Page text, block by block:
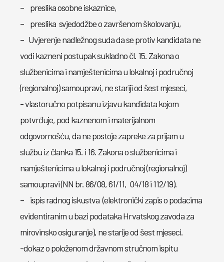
– preslika osobne iskaznice,
– preslika svjedodžbe o završenom školovanju,
– Uvjerenje nadležnog suda da se protiv kandidata ne
vodi kazneni postupak sukladno čl. 15. Zakona o
službenicima i namještenicima u lokalnoj i područnoj
(regionalnoj) samoupravi, ne stariji od šest mjeseci,
- vlastoručno potpisanu izjavu kandidata kojom
potvrđuje, pod kaznenom i materijalnom
odgovornošću, da ne postoje zapreke za prijam u
službu iz članka 15. i 16. Zakona o službenicima i
namještenicima u lokalnoj i područnoj (regionalnoj)
samoupravi (NN br. 86/08, 61/11, 04/18 i 112/19).
– ispis radnog iskustva (elektronički zapis o podacima
evidentiranim u bazi podataka Hrvatskog zavoda za
mirovinsko osiguranje), ne starije od šest mjeseci.
-dokaz o položenom državnom stručnom ispitu